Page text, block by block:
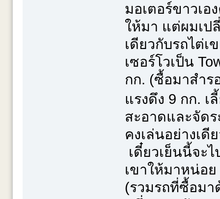
มอเตอร์ขาวเอ
ให้มา แต่ผมเป
เดียวกับรถไต่เ
เซอร์โวเป็น
กก. (ซื้อมาสำร
แรงดึง 9 กก.
สะอาดและจัดร
คงเล่นอย่างเดี
เดี๋ยวเย็นนี้จะ
เขาให้มาหน่อ
(รวมรถที่ซื้อมา